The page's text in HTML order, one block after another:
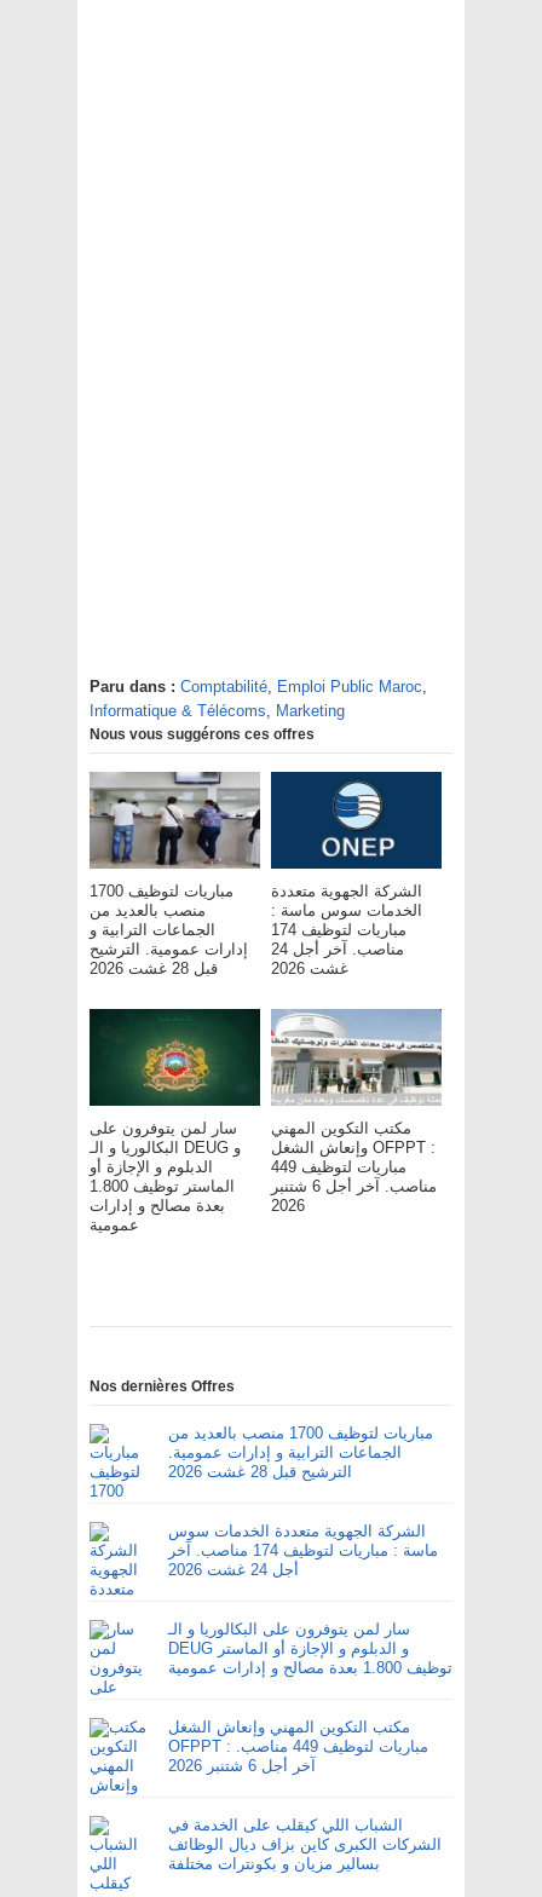
Paru dans : Comptabilité, Emploi Public Maroc,
Informatique & Télécoms, Marketing
Nous vous suggérons ces offres
مباريات لتوظيف 1700
منصب بالعديد من
الجماعات الترابية و
إدارات عمومية. الترشيح
قبل 28 غشت 2026
الشركة الجهوية متعددة
الخدمات سوس ماسة :
مباريات لتوظيف 174
مناصب. آخر أجل 24
غشت 2026
سار لمن يتوفرون على
البكالوريا و الـ DEUG و
الدبلوم و الإجازة أو
الماستر توظيف 1.800
بعدة مصالح و إدارات
عمومية
مكتب التكوين المهني
وإنعاش الشغل OFPPT :
مباريات لتوظيف 449
مناصب. آخر أجل 6 شتنبر
2026
Nos dernières Offres
مباريات لتوظيف 1700 منصب بالعديد من
الجماعات الترابية و إدارات عمومية.
الترشيح قبل 28 غشت 2026
الشركة الجهوية متعددة الخدمات سوس
ماسة : مباريات لتوظيف 174 مناصب. آخر
أجل 24 غشت 2026
سار لمن يتوفرون على البكالوريا و الـ
DEUG و الدبلوم و الإجازة أو الماستر
توظيف 1.800 بعدة مصالح و إدارات عمومية
مكتب التكوين المهني وإنعاش الشغل
OFPPT : مباريات لتوظيف 449 مناصب.
آخر أجل 6 شتنبر 2026
الشباب اللي كيقلب على الخدمة في
الشركات الكبرى كاين بزاف ديال الوظائف
بسالير مزيان و بكونترات مختلفة